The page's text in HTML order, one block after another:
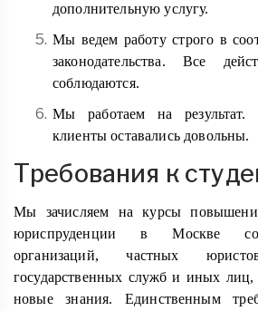
дополнительную услугу.
Мы ведем работу строго в
законодательства. Все
соблюдаются.
Мы работаем на
клиенты оставались довольны.
Требования к
Мы зачисляем на курсы
юриспруденции в Москве
организаций, частных
государственных служб и иных
новые знания. Единственным